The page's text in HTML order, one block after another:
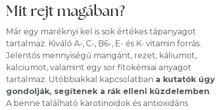
Mit rejt magában?
Már egy maréknyi kel is sok értékes tápanyagot
tartalmaz. Kiváló A-, C-, B6-, E- és K- vitamin forrás.
Jelentős mennyiségű mangánt, rezet, káliumot,
kalciumot, valamint egy sor fitokémiai anyagot
tartalmaz. Utóbbiakkal kapcsolatban a kutatók úgy
gondolják, segítenek a rák elleni küzdelemben.
A benne található karotinoidok és antioxidáns